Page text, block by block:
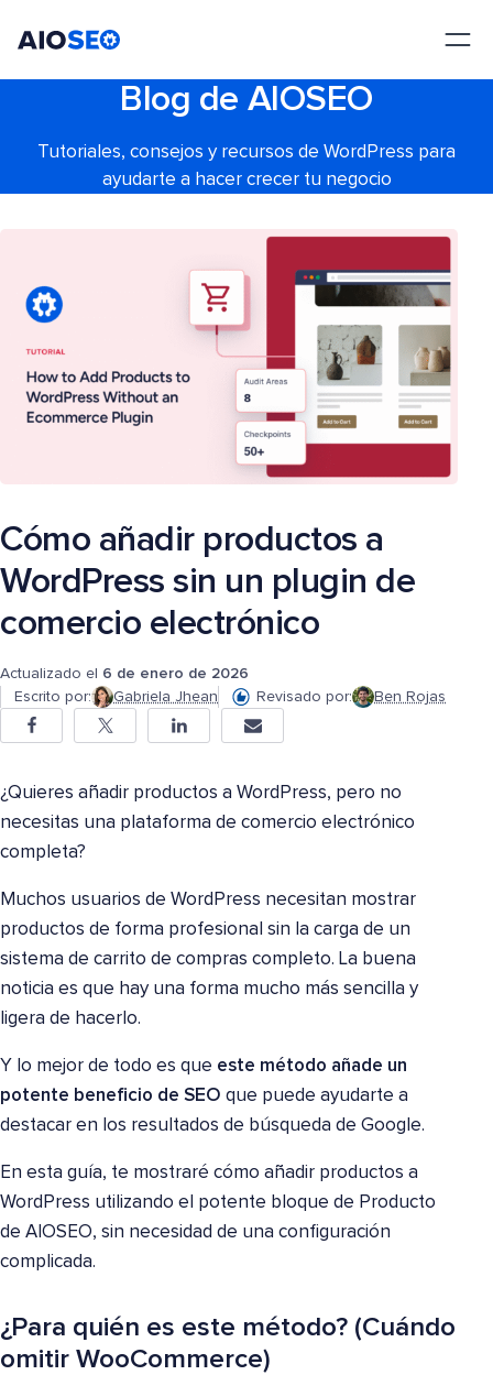
Blog de AIOSEO
Tutoriales, consejos y recursos de WordPress para
ayudarte a hacer crecer tu negocio
Cómo añadir productos a
WordPress sin un plugin de
comercio electrónico
Actualizado el 6 de enero de 2026
Escrito por:
Gabriela Jhean Revisado por: Ben Rojas
¿Quieres añadir productos a WordPress, pero no
necesitas una plataforma de comercio electrónico
completa?
Muchos usuarios de WordPress necesitan mostrar
productos de forma profesional sin la carga de un
sistema de carrito de compras completo. La buena
noticia es que hay una forma mucho más sencilla y
ligera de hacerlo.
Y lo mejor de todo es que este método añade un
potente beneficio de SEO que puede ayudarte a
destacar en los resultados de búsqueda de Google.
En esta guía, te mostraré cómo añadir productos a
WordPress utilizando el potente bloque de Producto
de AIOSEO, sin necesidad de una configuración
complicada.
¿Para quién es este método? (Cuándo
omitir WooCommerce)